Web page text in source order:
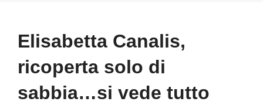
Elisabetta Canalis,
ricoperta solo di
sabbia…si vede tutto